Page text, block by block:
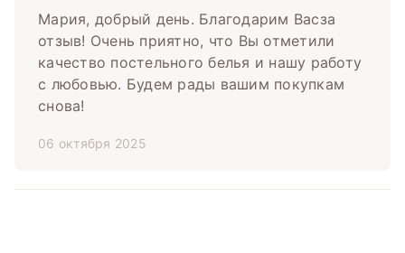
Мария, добрый день. Благодарим Васза
отзыв! Очень приятно, что Вы отметили
качество постельного белья и нашу работу
с любовью. Будем рады вашим покупкам
снова!
06 октября 2025